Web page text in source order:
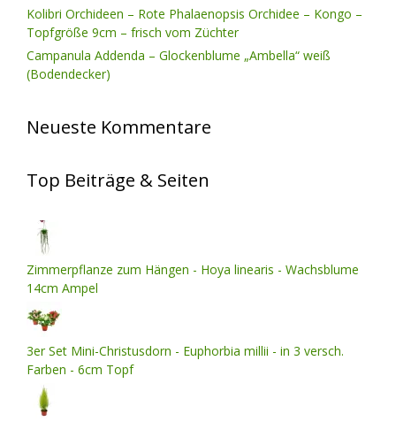
Kolibri Orchideen – Rote Phalaenopsis Orchidee – Kongo –
Topfgröße 9cm – frisch vom Züchter
Campanula Addenda – Glockenblume „Ambella“ weiß
(Bodendecker)
Neueste Kommentare
Top Beiträge & Seiten
Zimmerpflanze zum Hängen - Hoya linearis - Wachsblume
14cm Ampel
3er Set Mini-Christusdorn - Euphorbia millii - in 3 versch.
Farben - 6cm Topf